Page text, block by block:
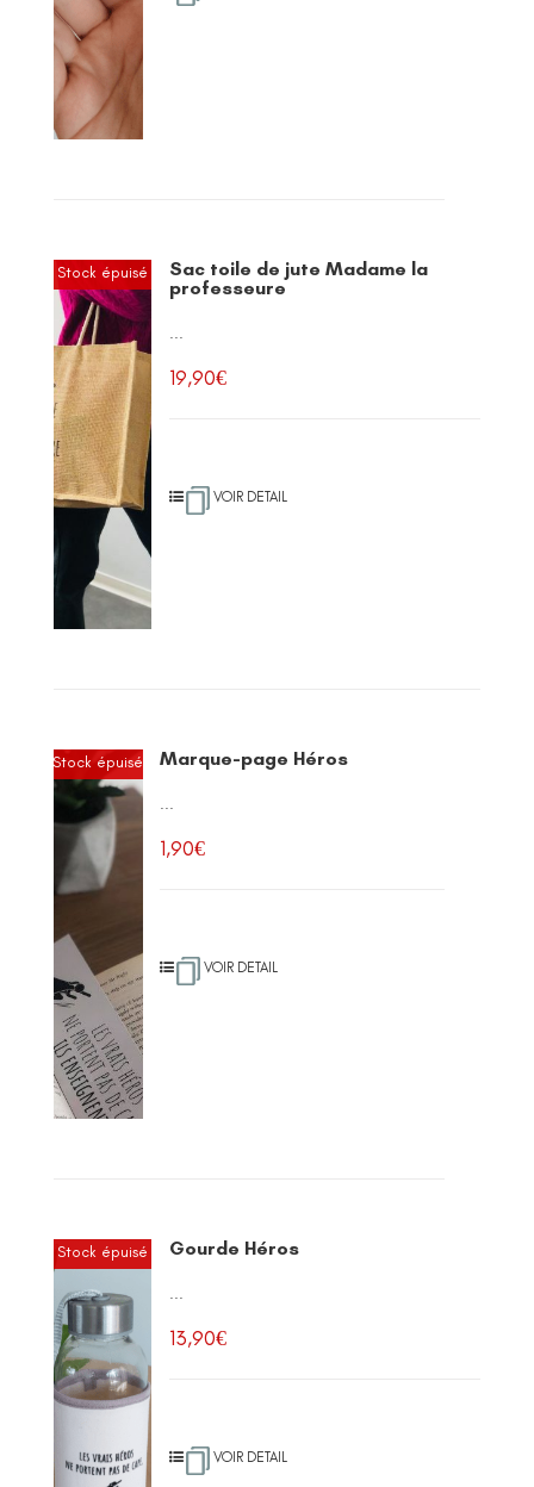
Stock épuisé
Sac toile de jute Madame la
professeure
...
19,90€
VOIR DETAIL
Stock épuisé Marque-page Héros
...
1,90€
VOIR DETAIL
Stock épuisé Gourde Héros
...
13,90€
VOIR DETAIL